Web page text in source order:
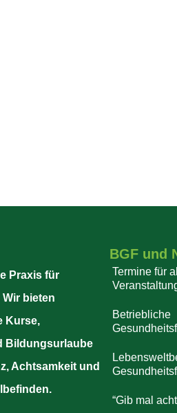
Praxis für
bieten
Kurse,
Bildungsurlaube
Achtsamkeit und
BGF und
Termine für
Betriebliche
“Gib mal